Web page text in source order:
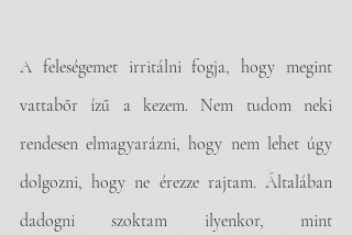
A feleségemet irritálni fogja, hogy megint
vattabőr ízű a kezem. Nem tudom neki
rendesen elmagyarázni, hogy nem lehet úgy
dolgozni, hogy ne érezze rajtam. Általában
dadogni szoktam ilyenkor, mint